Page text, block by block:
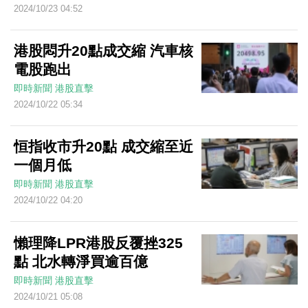
2024/10/23 04:52
港股悶升20點成交縮 汽車核
電股跑出
即時新聞 港股直擊
2024/10/22 05:34
恒指收市升20點 成交縮至近
一個月低
即時新聞 港股直擊
2024/10/22 04:20
懶理降LPR港股反覆挫325
點 北水轉淨買逾百億
即時新聞 港股直擊
2024/10/21 05:08